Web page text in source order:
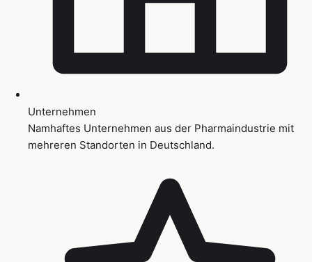
Unternehmen
Namhaftes Unternehmen aus der Pharmaindustrie mit
mehreren Standorten in Deutschland.